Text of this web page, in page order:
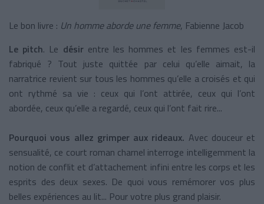
Le bon livre : Un homme aborde une femme, Fabienne Jacob
Le pitch. Le désirentre les hommes et les femmes est-il
fabriqué ? Tout juste quittée par celui qu’elle aimait, la
narratrice revient sur tous les hommes qu’elle a croisés et qui
ont rythmé sa vie : ceux qui l’ont attirée, ceux qui l’ont
abordée, ceux qu’elle a regardé, ceux qui l’ont fait rire...
Pourquoi vous allez grimper aux rideaux. Avec douceur et
sensualité, ce court roman charnel interroge intelligemment la
notion de conflit et d’attachement infini entre les corps et les
esprits des deux sexes. De quoi vous remémorer vos plus
belles expériences au lit... Pour votre plus grand plaisir.